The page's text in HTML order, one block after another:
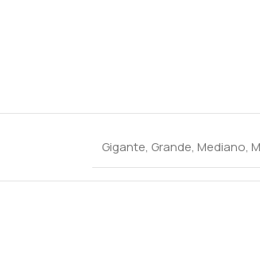
Gigante, Grande, Mediano,